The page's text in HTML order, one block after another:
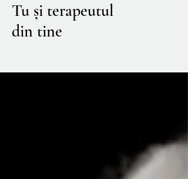
Tu și terapeutul
din tine